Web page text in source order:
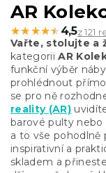
AR
★★★★★
★★★★★ 4,5z 121
Vařte, stolujte a
kategoriiAR
funkční výběr
prohlédnout
se pro ně
reality (AR)
barové pulty
a to vše pohodlně
inspirativní a
skladem a